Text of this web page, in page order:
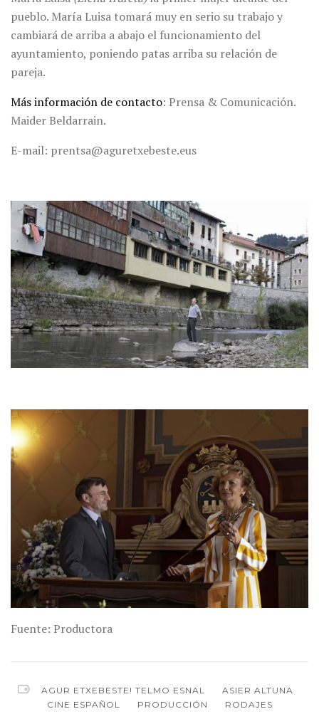
pueblo. María Luisa tomará muy en serio su trabajo y
cambiará de arriba a abajo el funcionamiento del
ayuntamiento, poniendo patas arriba su relación de
pareja.
Más información de contacto: Prensa & Comunicación.
Maider Beldarrain.
E-mail: prentsa@aguretxebeste.eus
Fuente: Productora
AGUR ETXEBESTE! TELMO ESNAL
ASIER ALTUNA
CINE ESPAÑOL
PRODUCCIÓN RODAJES